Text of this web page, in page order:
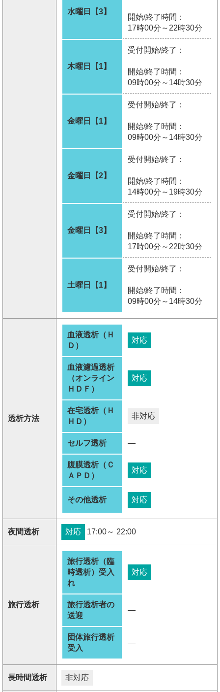
水曜日【3】
開始/終了時間：
17時00分～22時30分
木曜日【1】
受付開始/終了：
開始/終了時間：
09時00分～14時30分
金曜日【1】
受付開始/終了：
開始/終了時間：
09時00分～14時30分
金曜日【2】
受付開始/終了：
開始/終了時間：
14時00分～19時30分
金曜日【3】
受付開始/終了：
開始/終了時間：
17時00分～22時30分
土曜日【1】
受付開始/終了：
開始/終了時間：
09時00分～14時30分
透析方法
血液透析（Ｈ
Ｄ）
対応
血液濾過透析
（オンライン
ＨＤＦ）
対応
在宅透析（Ｈ
ＨＤ）
非対応
セルフ透析 ―
腹膜透析（Ｃ
ＡＰＤ）
対応
その他透析 対応
夜間透析 対応 17:00～ 22:00
旅行透析
旅行透析（臨
時透析）受入
れ
対応
旅行透析者の
送迎
―
団体旅行透析
受入
―
長時間透析 非対応